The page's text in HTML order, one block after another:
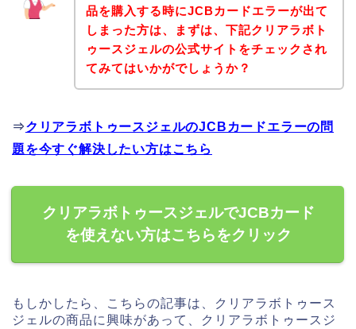
品を購入する時にJCBカードエラーが出て
しまった方は、まずは、下記クリアラボト
ゥースジェルの公式サイトをチェックされ
てみてはいかがでしょうか？
⇒クリアラボトゥースジェルのJCBカードエラーの問
題を今すぐ解決したい方はこちら
クリアラボトゥースジェルでJCBカード
を使えない方はこちらをクリック
もしかしたら、こちらの記事は、クリアラボトゥース
ジェルの商品に興味があって、クリアラボトゥースジ